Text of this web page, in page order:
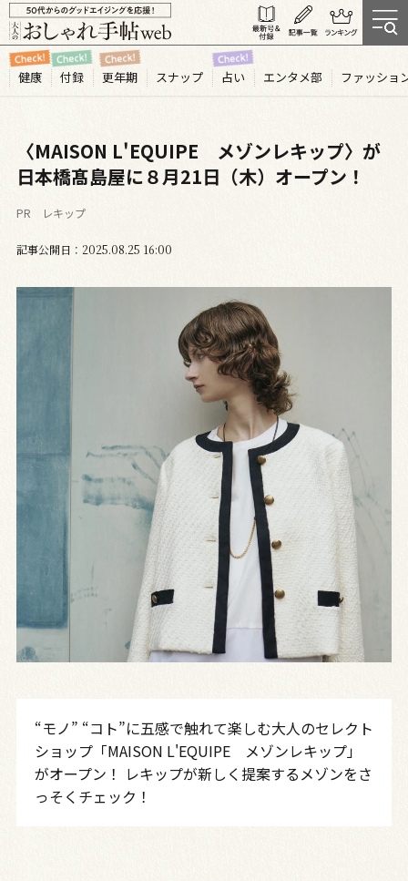
健康 付録 更年期 スナップ 占い エンタメ部 ファッショ
〈MAISON L'EQUIPE メゾンレキップ〉が
日本橋髙島屋に８月21日（木）オープン！
PR レキップ
記事公開日 2025.08 25 16:00
“モノ” “コト”に五感で触れて楽しむ大人のセレクト
ショップ「MAISON L'EQUIPE メゾンレキップ」
がオープン！ レキップが新しく提案するメゾンをさ
っそくチェック！